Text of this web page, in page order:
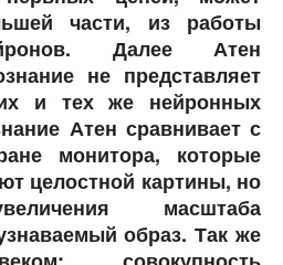
части, из работы
Далее Атен
не представляет
и тех же нейронных
Атен сравнивает с
монитора, которые
целостной картины, но
масштаба
образ. Так же